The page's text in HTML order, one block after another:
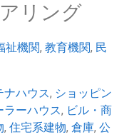
リング
祉機関, 教育機関, 民
ナハウス, ショッピン
ラーハウス, ビル・商
,住宅系建物,倉庫,公